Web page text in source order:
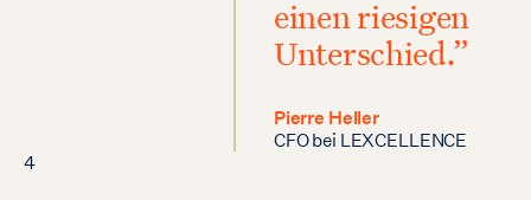
einen riesigen
Unterschied.”
Pierre Heller
CFO bei LEXCELLENCE
4